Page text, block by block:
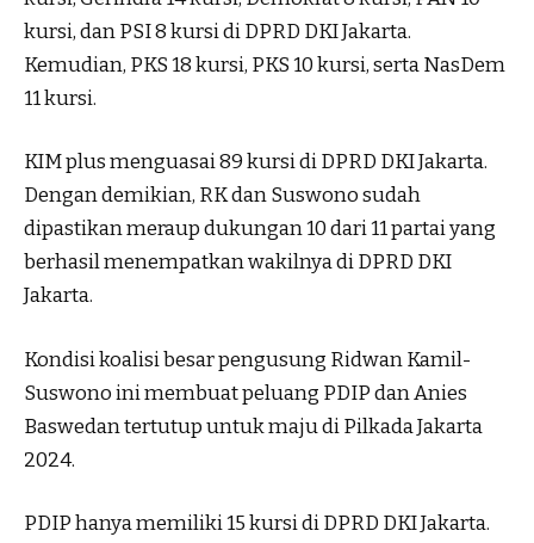
kursi, dan PSI 8 kursi di DPRD DKI Jakarta.
Kemudian, PKS 18 kursi, PKS 10 kursi, serta NasDem
11 kursi.
KIM plus menguasai 89 kursi di DPRD DKI Jakarta.
Dengan demikian, RK dan Suswono sudah
dipastikan meraup dukungan 10 dari 11 partai yang
berhasil menempatkan wakilnya di DPRD DKI
Jakarta.
Kondisi koalisi besar pengusung Ridwan Kamil-
Suswono ini membuat peluang PDIP dan Anies
Baswedan tertutup untuk maju di Pilkada Jakarta
2024.
PDIP hanya memiliki 15 kursi di DPRD DKI Jakarta.